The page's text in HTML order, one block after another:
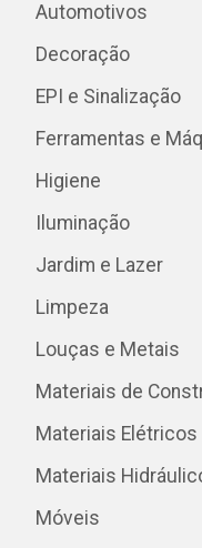
Automotivos
Decoração
EPI e Sinalização
Ferramentas e
Higiene
Iluminação
Jardim e Lazer
Limpeza
Louças e Metais
Materiais de
Materiais Elétricos
Materiais
Móveis